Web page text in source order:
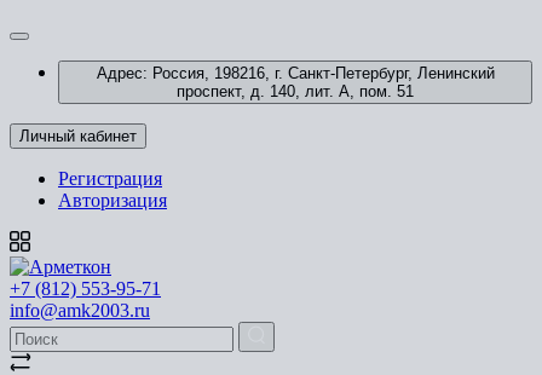
Адрес: Россия, 198216, г. Санкт-Петербург, Ленинский
проспект, д. 140, лит. А, пом. 51
Личный кабинет
Регистрация
Авторизация
+7 (812) 553-95-71
info@amk2003.ru